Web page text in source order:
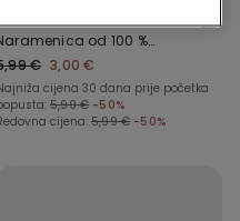
za Bebe Širokih
od 100 %
s Printom
€ 3,00 €
cijena 30 dana prije početka
5,99 € -50%
cijena: 5,99 € -50%